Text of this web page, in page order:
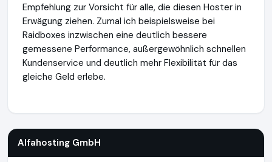
Empfehlung zur Vorsicht für alle, die diesen Hoster in
Erwägung ziehen. Zumal ich beispielsweise bei
Raidboxes inzwischen eine deutlich bessere
gemessene Performance, außergewöhnlich schnellen
Kundenservice und deutlich mehr Flexibilität für das
gleiche Geld erlebe.
Alfahosting GmbH